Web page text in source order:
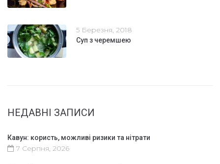
5 Березня, 2018
Суп з черемшею
НЕДАВНІ ЗАПИСИ
Кавун: користь, можливі ризики та нітрати
7 Серпня, 2026